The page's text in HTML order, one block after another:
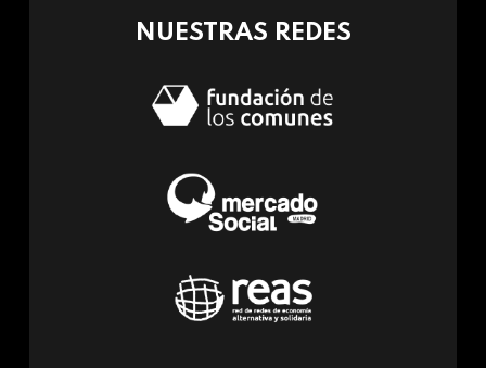
NUESTRAS REDES